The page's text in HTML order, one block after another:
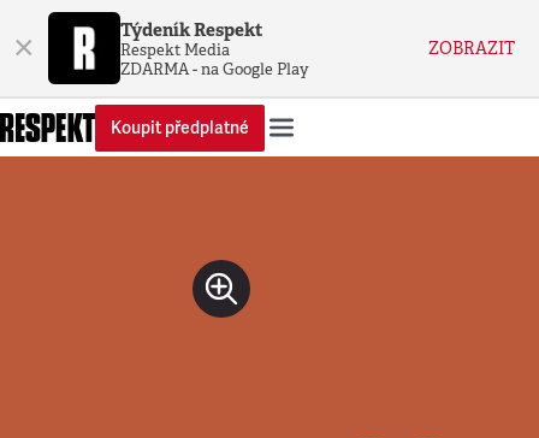
× Týdeník Respekt
Respekt Media
ZDARMA - na Google Play
ZOBRAZIT
Koupit předplatné